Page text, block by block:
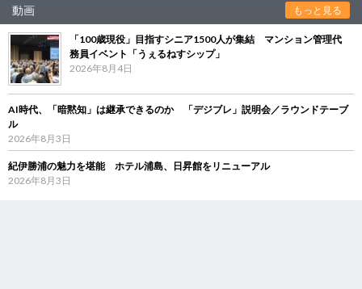
動画 もっと見る
「100歳現役」目指すシニア1500人が集結 マンション管理代
務員イベント「うぇるねすシップ」
2026年8月4日
AI時代、「暗黙知」は継承できるのか 「デジブレ」説明会／ラウンドテーブ
ル
2026年8月3日
紀伊勝浦の魅力を堪能 ホテル浦島、日昇館をリニューアル
2026年8月3日